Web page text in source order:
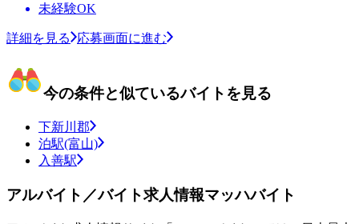
未経験OK
詳細を見る 応募画面に進む
今の条件と似ているバイトを見る
下新川郡
泊駅(富山)
入善駅
アルバイト／バイト求人情報マッハバイト